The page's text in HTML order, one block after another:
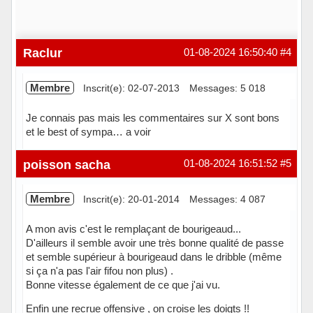
#4
01-08-2024 16:50:40
Raclur
Membre Inscrit(e): 02-07-2013 Messages: 5 018
Je connais pas mais les commentaires sur X sont bons
et le best of sympa… a voir
Hors ligne #5
01-08-2024 16:51:52
poisson sacha
Membre Inscrit(e): 20-01-2014 Messages: 4 087
A mon avis c'est le remplaçant de bourigeaud...
D'ailleurs il semble avoir une très bonne qualité de passe
et semble supérieur à bourigeaud dans le dribble (même
si ça n'a pas l'air fifou non plus) .
Bonne vitesse également de ce que j'ai vu.
Enfin une recrue offensive , on croise les doigts !!